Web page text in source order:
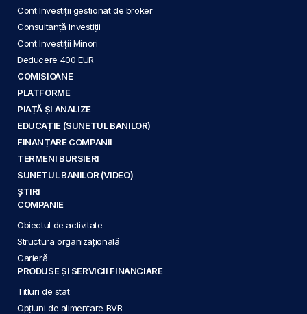
Cont Investiții gestionat de broker
Consultanță Investiții
Cont Investiții Minori
Deducere 400 EUR
COMISIOANE
PLATFORME
PIAȚĂ ȘI ANALIZE
EDUCAȚIE (SUNETUL BANILOR)
FINANȚARE COMPANII
TERMENI BURSIERI
SUNETUL BANILOR (VIDEO)
ȘTIRI
COMPANIE
Obiectul de activitate
Structura organizațională
Carieră
PRODUSE ȘI SERVICII FINANCIARE
Titluri de stat
Opțiuni de alimentare BVB